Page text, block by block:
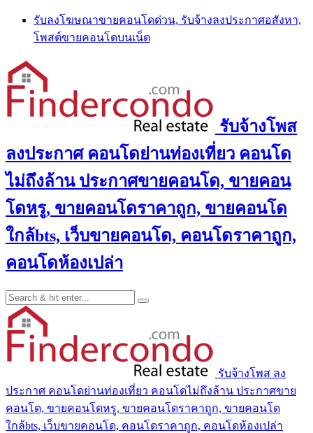
Skip
content
รับลงโฆษณาขายคอนโดด่วน, รับจ้างลงประกาศอสังหา,
โพสต์ขายคอนโดบนเน็ต
รับจ้างโพส
ลงประกาศ คอนโดย่านท่องเที่ยว คอนโด
ไม่ถึงล้าน ประกาศขายคอนโด, ขายคอน
โดหรู, ขายคอนโดราคาถูก, ขายคอนโด
ใกล้bts, เว็บขายคอนโด, คอนโดราคาถูก,
คอนโดห้องเปล่า
รับจ้างโพส ลง
ประกาศ คอนโดย่านท่องเที่ยว คอนโดไม่ถึงล้าน ประกาศขาย
คอนโด, ขายคอนโดหรู, ขายคอนโดราคาถูก, ขายคอนโด
ใกล้bts, เว็บขายคอนโด, คอนโดราคาถูก, คอนโดห้องเปล่า